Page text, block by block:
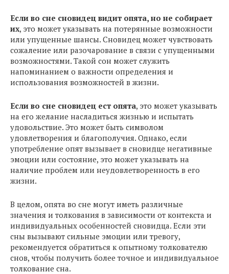
Если во сне сновидец видит опята, но не собирает
их, это может указывать на потерянные возможности
или упущенные шансы. Сновидец может чувствовать
сожаление или разочарование в связи с упущенными
возможностями. Такой сон может служить
напоминанием о важности определения и
использования возможностей в жизни.
Если во сне сновидец ест опята, это может указывать
на его желание насладиться жизнью и испытать
удовольствие. Это может быть символом
удовлетворения и благополучия. Однако, если
употребление опят вызывает в сновидце негативные
эмоции или состояние, это может указывать на
наличие проблем или неудовлетворенность в его
жизни.
В целом, опята во сне могут иметь различные
значения и толкования в зависимости от контекста и
индивидуальных особенностей сновидца. Если эти
сны вызывают сильные эмоции или тревогу,
рекомендуется обратиться к опытному толкователю
снов, чтобы получить более точное и индивидуальное
толкование сна.